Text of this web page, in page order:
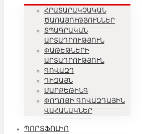
ՀՐԱՏԱՐԱԿՉԱԿԱՆ
ԾԱՌԱՅՈՒԹՅՈՒՆՆԵՐ
ՏՊԱԳՐԱԿԱՆ
ԱՐՏԱԴՐՈՒԹՅՈՒՆ
ՓԱԹԵԹՆԵՐԻ
ԱՐՏԱԴՐՈՒԹՅՈՒՆ
ԳՈՎԱԶԴ
ԴԻԶԱՅՆ
ՄԱՐՔԵԹԻՆԳ
ՓՈՂՈՑԻ ԳՈՎԱԶԴԱՅԻՆ
ՎԱՀԱՆԱԿՆԵՐ
ՊՈՐՏՖՈԼԻՈ